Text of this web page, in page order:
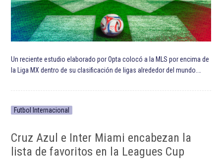
Un reciente estudio elaborado por Opta colocó a la MLS por encima de
la Liga MX dentro de su clasificación de ligas alrededor del mundo.…
Futbol Internacional
Cruz Azul e Inter Miami encabezan la
lista de favoritos en la Leagues Cup